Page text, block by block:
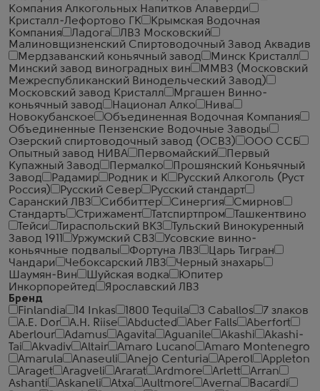
Компания Алкогольных Напитков Алаверди
Кристалл-Лефортово ГК
Крымская Водочная
Компания
Ладога
ЛВЗ Московский
Малиновщизненский Спиртоводочный Завод Аквадив
Мердзаванский коньячный завод
Минск Кристалл
Минский завод виноградных вин
ММВЗ (Московский
Межреспубликанский Винодельческий Завод)
Московский завод Кристалл
Мргашен Винно-
коньячный завод
Национал Алко
Нива
Новокубанское
Объединенная Водочная Компания
Объединенные Пензенские Водочные Заводы
Озерский спиртоводочный завод (ОСВЗ)
ООО ССБ
Опытный завод НИВА
Первомайский
Первый
Купажный Завод
Пермалко
Прошянский Коньячный
Завод
Радамир Родник и К
Русский Алкоголь (Руст
Россия)
Русский Север
Русский стандарт
Саранский ЛВЗ
Сиббиттер Синергия
Смирнов
Стандартъ
Стрижамент Татспиртпром
Ташкентвино
Тейси
Тираспольский ВКЗ
Тульский Винокуренный
Завод 1911
Уржумский СВЗ
Усовские винно-
коньячные подвалы
Фортуна ЛВЗ
Царь Тигран
Чандари
Чебоксарский ЛВЗ
Черный знахарь
Шаумян-Вин
Шуйская водка
Юпитер
Инкорпорейтед
Ярославский ЛВЗ
Бренд
Finlandia
14 Inkas 1800 Tequila 3 Caballos
7 злаков
A.E. Dor
A.H. Riise Abducted Aber Falls
Aberfort
Aberlour
Adamus Agavita Aguanile Akashi
Akashi-
Tai
Akvadiv Altair Amaro Lucano
Amaro Montenegro
Amarula
Anaseuli Anejo Centuria Aperol
Appleton
Araget
Aragveli Ararat Ardmore Arlett
Arran
Ashanti
Askaneli Atxa Aultmore Averna
Bacardi